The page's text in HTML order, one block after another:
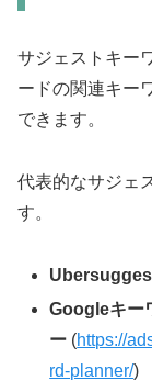
サジェストキー
ードの関連キー
できます。
代表的なサジェ
す。
Googleキー
ー (https://
rd-planner/)